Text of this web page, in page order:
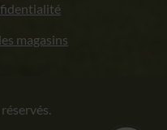
magasins
Deutsch